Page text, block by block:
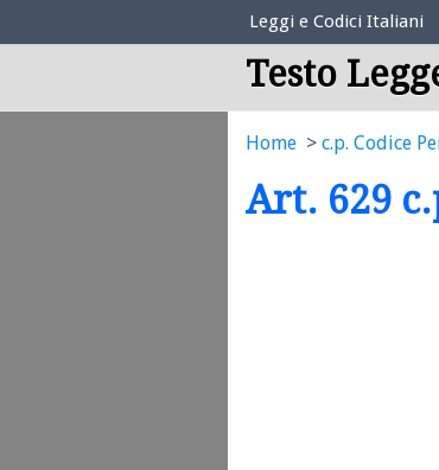
Elenco Codici Legali
Leggi e Codici Italiani
Testo
Home c.p. Codice
Art. 629